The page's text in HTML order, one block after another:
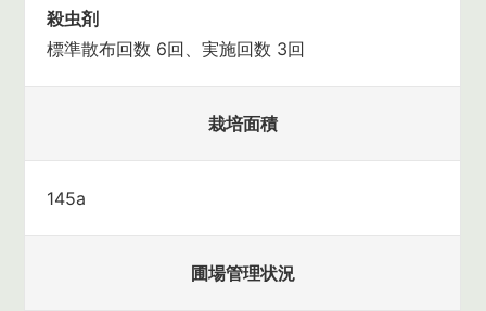
殺虫剤
標準散布回数 6回、実施回数 3回
栽培面積
145a
圃場管理状況